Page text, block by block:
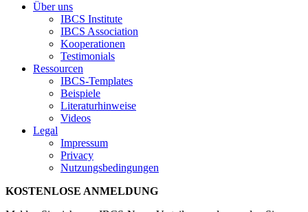
Über uns
IBCS Institute
IBCS Association
Kooperationen
Testimonials
Ressourcen
IBCS-Templates
Beispiele
Literaturhinweise
Videos
Legal
Impressum
Privacy
Nutzungsbedingungen
KOSTENLOSE ANMELDUNG